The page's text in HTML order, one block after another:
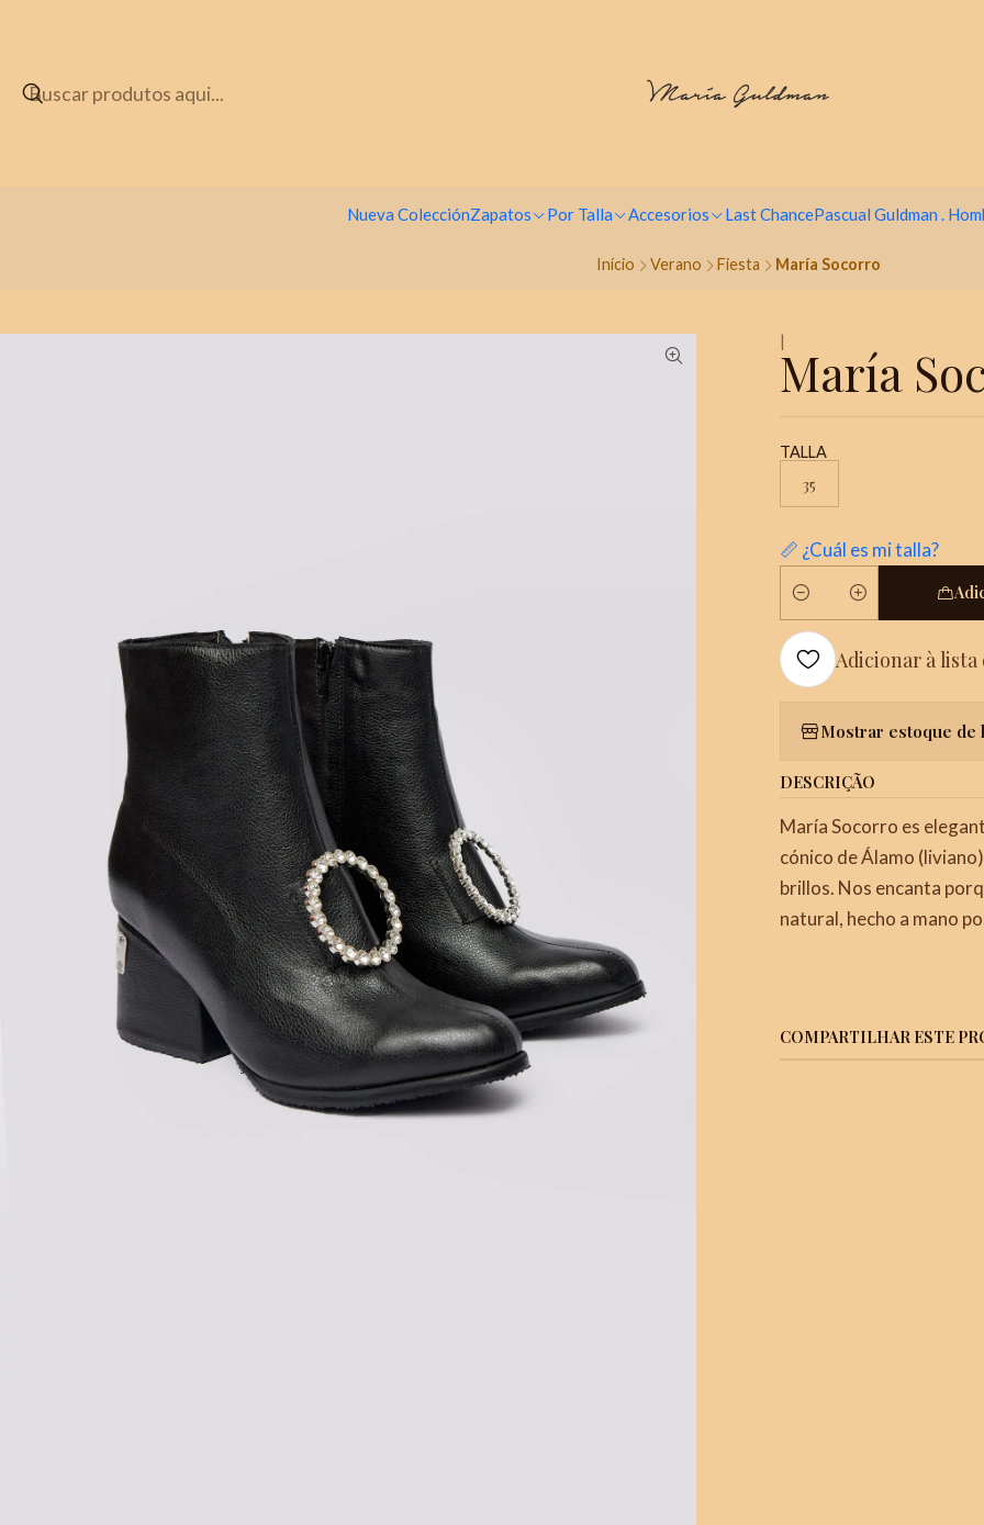
Nueva ColecciónZapatos Por Talla Accesorios Last ChancePascual Guldman .
Início Verano Fiesta María Socorro
|
María
TALLA
35
📏 ¿Cuál es mi talla?
Quantidade
Adicionar à
Mostrar estoque de
DESCRIÇÃO
María Socorro es
cónico de Álamo
brillos. Nos encanta
natural, hecho a mano
COMPARTILHAR ESTE